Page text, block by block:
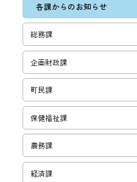
各課からのお知らせ
総務課
企画財政課
町民課
保健福祉課
農務課
経済課